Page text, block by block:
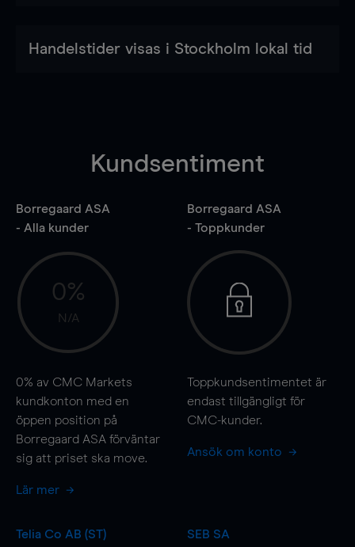
Handelstider visas i Stockholm lokal tid
Kundsentiment
Borregaard ASA
- Alla kunder
0%
N/A
0% av CMC Markets
kundkonton med en
öppen position på
Borregaard ASA förväntar
sig att priset ska move.
Lär mer
Borregaard ASA
- Toppkunder
Toppkundsentimentet är
endast tillgängligt för
CMC-kunder.
Ansök om konto
Telia Co AB (ST)
SEB SA